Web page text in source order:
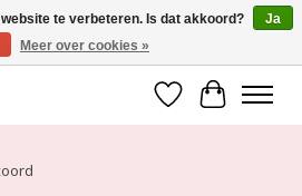
Mode vanaf maat 34 t/m 54
Verlanglijst
te verbeteren. Is dat akkoord?
Ja
Meer over cookies »